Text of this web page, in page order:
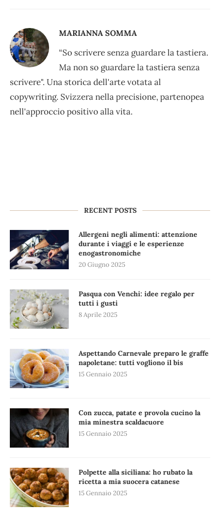
MARIANNA SOMMA
“So scrivere senza guardare la tastiera.
Ma non so guardare la tastiera senza
scrivere". Una storica dell'arte votata al
copywriting. Svizzera nella precisione, partenopea
nell'approccio positivo alla vita.
RECENT POSTS
Allergeni negli alimenti: attenzione
durante i viaggi e le esperienze
enogastronomiche
20 Giugno 2025
Pasqua con Venchi: idee regalo per
tutti i gusti
8 Aprile 2025
Aspettando Carnevale preparo le graffe
napoletane: tutti vogliono il bis
15 Gennaio 2025
Con zucca, patate e provola cucino la
mia minestra scaldacuore
15 Gennaio 2025
Polpette alla siciliana: ho rubato la
ricetta a mia suocera catanese
15 Gennaio 2025